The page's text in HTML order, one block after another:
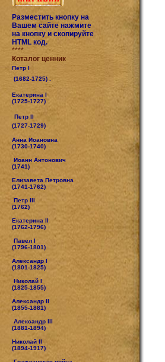
Разместить кнопку на
Вашем сайте нажмите
на кнопку и скопируйте
HTML код.
****
Коталог ценник
Петр I
(1682-1725) .
Екатерина I
(1725-1727)
Петр II
(1727-1729)
Анна Иоановна
(1730-1740)
Иоанн Антонович
(1741)
Елизавета Петровна
(1741-1762)
Петр III
(1762)
Екатерина II
(1762-1796)
Павел I
(1796-1801)
Александр I
(1801-1825)
Николай I
(1825-1855)
Александр II
(1855-1881)
Александр III
(1881-1894)
Николай II
(1894-1917)